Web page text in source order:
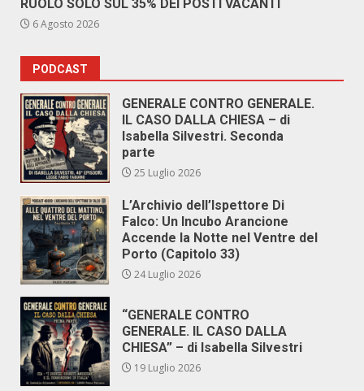
RUOLO SOLO SUL 35% DEI POSTI VACANTI
6 Agosto 2026
PODCAST
GENERALE CONTRO GENERALE.
IL CASO DALLA CHIESA – di
Isabella Silvestri. Seconda
parte
25 Luglio 2026
L’Archivio dell’Ispettore Di
Falco: Un Incubo Arancione
Accende la Notte nel Ventre del
Porto (Capitolo 33)
24 Luglio 2026
“GENERALE CONTRO
GENERALE. IL CASO DALLA
CHIESA” – di Isabella Silvestri
19 Luglio 2026